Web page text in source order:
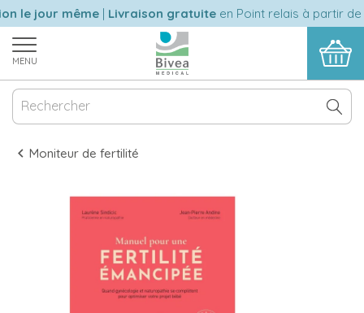
le jour même|Livraison gratuiteen Point relais à partir de
MENU
Moniteur de fertilité